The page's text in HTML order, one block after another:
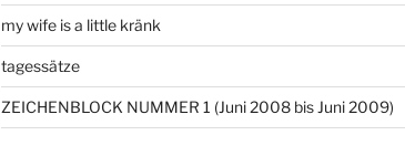
my wife is a little kränk
tagessätze
ZEICHENBLOCK NUMMER 1 (Juni 2008 bis Juni 2009)